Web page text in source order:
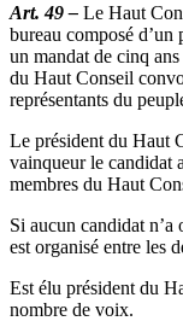
Art. 49 – Le Haut
bureau composé
un mandat de cinq
du Haut Conseil
représentants du
Le président du Haut
vainqueur le candidat
membres du Haut
Si aucun candidat
est organisé entre les
Est élu président du
nombre de voix.